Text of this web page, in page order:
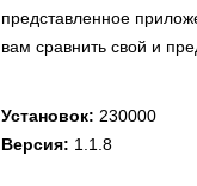
представленное
вам сравнить свой и
Установок: 230000
Версия: 1.1.8